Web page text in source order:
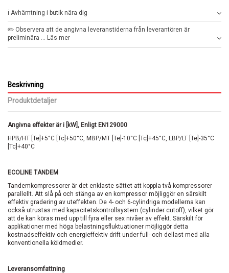
ℹ️ Avhämtning i butik nära dig
✏️ Observera att de angivna leveranstiderna från leverantören är
preliminära ... Läs mer
Beskrivning
Produktdetaljer
Angivna effekter är i [kW], Enligt EN129000
HPB/HT [Te]+5°C [Tc]+50°C, MBP/MT [Te]-10°C [Tc]+45°C, LBP/LT [Te]-35°C
[Tc]+40°C
ECOLINE TANDEM
Tandemkompressorer är det enklaste sättet att koppla två kompressorer
parallellt. Att slå på och stänga av en kompressor möjliggör en särskilt
effektiv gradering av uteffekten. De 4- och 6-cylindriga modellerna kan
också utrustas med kapacitetskontrollsystem (cylinder cutoff), vilket gör
att de kan köras med upp till fyra eller sex nivåer av effekt. Särskilt för
applikationer med höga belastningsfluktuationer möjliggör detta
kostnadseffektiv och energieffektiv drift under full- och dellast med alla
konventionella köldmedier.
Leveransomfattning